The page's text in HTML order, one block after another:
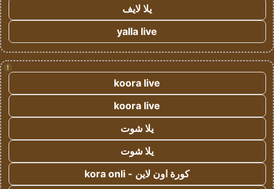
يلا لايف
yalla live
!
koora live
koora live
يلا شوت
يلا شوت
كورة اون لاين - kora onli